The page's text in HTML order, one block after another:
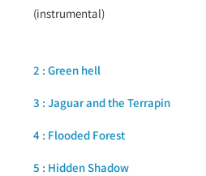
(instrumental)
2 : Green hell
3 : Jaguar and the Terrapin
4 : Flooded Forest
5 : Hidden Shadow